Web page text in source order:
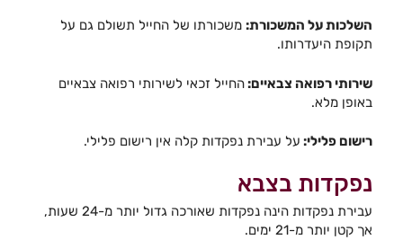
השלכות על המשכורת:משכורתו של החייל תשולם גם על
תקופת היעדרותו.
שירותי רפואה צבאיים:החייל זכאי לשירותי רפואה צבאיים
באופן מלא.
רישום פלילי: על עבירת נפקדות קלה אין רישום פלילי.
נפקדות בצבא
עבירת נפקדות הינה נפקדות שאורכה גדול יותר מ-24 שעות,
אך קטן יותר מ-21 ימים.